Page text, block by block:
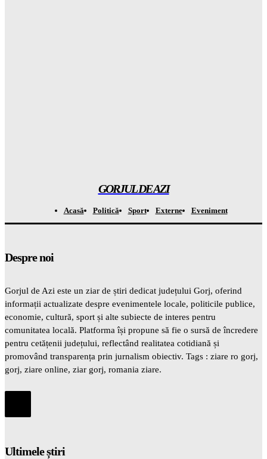
GORJUL DE AZI
Acasă Politică Sport Externe Eveniment
Despre noi
Gorjul de Azi este un ziar de știri dedicat județului Gorj, oferind
informații actualizate despre evenimentele locale, politicile publice,
economie, cultură, sport și alte subiecte de interes pentru
comunitatea locală. Platforma își propune să fie o sursă de încredere
pentru cetățenii județului, reflectând realitatea cotidiană și
promovând transparența prin jurnalism obiectiv. Tags : ziare ro gorj,
gorj, ziare online, ziar gorj, romania ziare.
Ultimele știri